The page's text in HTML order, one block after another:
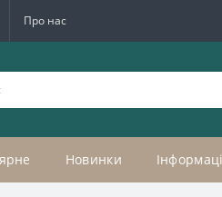
Про нас
Новинки